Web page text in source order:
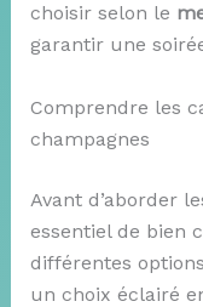
choisir selon le
garantir une
Comprendre les
champagnes
Avant d’aborder
essentiel de bien
différentes
un choix éclairé